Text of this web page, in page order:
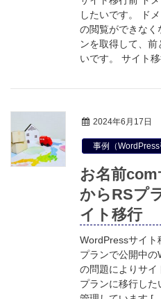
したいです。 ド
の閲覧ができなく
ンを取得して、
いです。 サイト
2024年6月17日
事例（WordPress
お名前
からRSプ
イト移行
WordPressサイト
プランで公開中
の問題によりサイ
プランに移行し